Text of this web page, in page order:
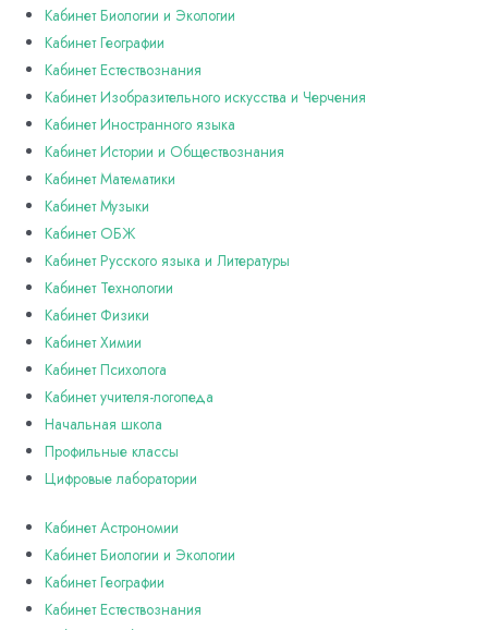
Кабинет Биологии и Экологии
Кабинет Географии
Кабинет Естествознания
Кабинет Изобразительного искусства и Черчения
Кабинет Иностранного языка
Кабинет Истории и Обществознания
Кабинет Математики
Кабинет Музыки
Кабинет ОБЖ
Кабинет Русского языка и Литературы
Кабинет Технологии
Кабинет Физики
Кабинет Химии
Кабинет Психолога
Кабинет учителя-логопеда
Начальная школа
Профильные классы
Цифровые лаборатории
Кабинет Астрономии
Кабинет Биологии и Экологии
Кабинет Географии
Кабинет Естествознания